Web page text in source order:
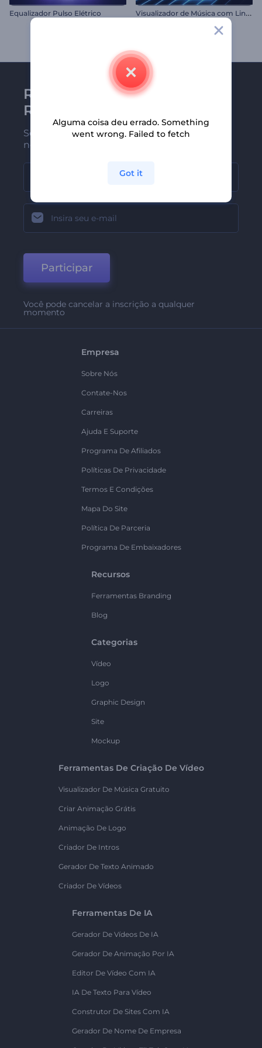
Equalizador Pulso Elétrico V
isualizador de Música com Linhas de Neon
Receba a newsletter da
Renderforest
Seja um dos primeiros a receber
nossas últimas novidades e ofertas
Participar
Você pode cancelar a inscrição a qualquer
momento
Empresa
Sobre Nós
Contate-Nos
Carreiras
Ajuda E Suporte
Programa De Afiliados
Políticas De Privacidade
Termos E Condições
Mapa Do Site
Política De Parceria
Programa De Embaixadores
Recursos
Ferramentas Branding
Blog
Categorias
Vídeo
Logo
Graphic Design
Site
Mockup
Ferramentas De Criação De Vídeo
Visualizador De Música Gratuito
Criar Animação Grátis
Animação De Logo
Criador De Intros
Gerador De Texto Animado
Criador De Vídeos
Ferramentas De IA
Gerador De Vídeos De IA
Gerador De Animação Por IA
Editor De Vídeo Com IA
IA De Texto Para Vídeo
Construtor De Sites Com IA
Gerador De Nome De Empresa
Alguma coisa deu errado. Something
went wrong. Failed to fetch
Got it